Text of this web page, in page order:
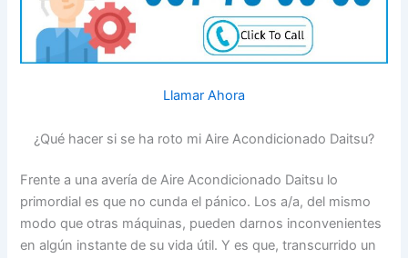
Llamar Ahora
¿Qué hacer si se ha roto mi Aire Acondicionado Daitsu?
Frente a una avería de Aire Acondicionado Daitsu lo
primordial es que no cunda el pánico. Los a/a, del mismo
modo que otras máquinas, pueden darnos inconvenientes
en algún instante de su vida útil. Y es que, transcurrido un